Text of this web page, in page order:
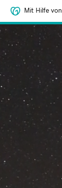
Mit Hilfe von